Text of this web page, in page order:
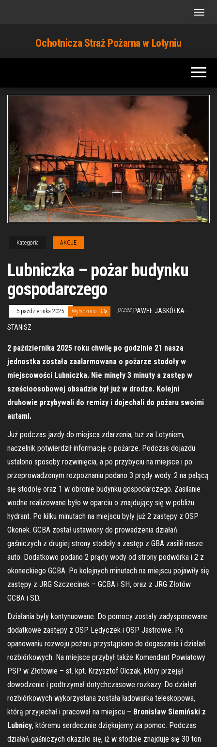
Ochotnicza Straż Pożarna w Lotyniu
Kategoria AKCJE
Lubniczka – pożar budynku
gospodarczego
5 października 2025 Wyłączono przez PAWEŁ JASKÓŁKA-
STANISZ
2 października 2025 roku chwilę po godzinie 21 nasza
jednostka została zaalarmowana o pożarze stodoły w
miejscowości Lubniczka. Nie minęły 3 minuty a zastęp w
sześcioosobowej obsadzie był już w drodze. Kolejni
druhowie przybywali do remizy i dojechali do pożaru swoimi
autami.
Już podczas jazdy do miejsca zdarzenia, tuż za Lotyniem,
naczelnik potwierdził informację o pożarze. Podczas dojazdu
ustalono sposoby rozwinięcia, a po przybyciu na miejsce i po
przeprowadzonym rozpoznaniu podano 3 prądy wody. 2 na palącą
się stodołę oraz 1 w obronie budynku gospodarczego. Zasilanie
wodne realizowane było w oparciu o znajdujący się w pobliżu
hydrant. Po kilku minutach na miejscu były już 2 zastępy z OSP
Okonek. GCBA został ustawiony do prowadzenia działań
gaśniczych z drugiej strony stodoły a zastęp z GBA zasilił nasze
auto. Dodatkowo podano 2 prądy wody od strony podwórka i 2 z
okoneckiego GCBA. Po kolejnych minutach na miejscu pojawiły się
zastępy z JRG Szczecinek – GCBA i SH, oraz z JRG Złotów
GCBA i SD.
Działania były kontynuowane. Do pomocy zostały zadysponowane
dodatkowe zastępy z OSP Lędyczek i OSP Jastrowie. Po
opanowaniu rozwoju pożaru przystąpiono do dogaszania i działań
rozbiórkowych. Na miejsce przybył także Komendant Powiatowy
PSP w Złotowie – st. kpt. Krzysztof Olczak, który przejął
dowodzenie i podtrzymał dotychczasowe rozkazy. Do działań
rozbiórkowych wykorzystana została ładowarka teleskopowa,
którą przyjechał i pracował na miejscu – Bronisław Siemiński z
Lubnicy, któremu serdecznie dziękujemy za pomoc. Podczas
działań gaśniczych okazało się, iż w stodole znajduje się 30 ton